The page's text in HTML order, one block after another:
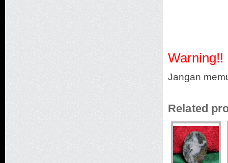
Warning!!
Jangan
Related